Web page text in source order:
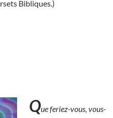
Bibliques.)
Que feriez-vous, vous-